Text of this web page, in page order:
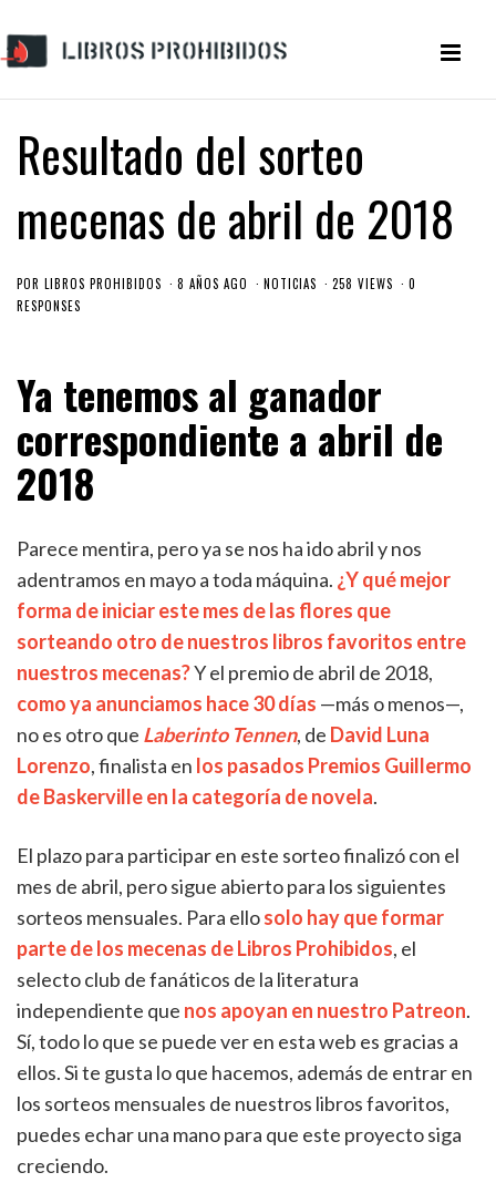
Resultado del sorteo
mecenas de abril de 2018
POR LIBROS PROHIBIDOS 8 AÑOS AGO NOTICIAS 258 VIEWS
0
RESPONSES
Ya tenemos al ganador
correspondiente a abril de
2018
Parece mentira, pero ya se nos ha ido abril y nos
adentramos en mayo a toda máquina. ¿Y qué mejor
forma de iniciar este mes de las flores que
sorteando otro de nuestros libros favoritos entre
nuestros mecenas?Y el premio de abril de 2018,
como ya anunciamos hace 30 días —más o menos—,
no es otro que Laberinto Tennen, de David Luna
Lorenzo, finalista en los pasados Premios Guillermo
de Baskerville en la categoría de novela.
El plazo para participar en este sorteo finalizó con el
mes de abril, pero sigue abierto para los siguientes
sorteos mensuales. Para ellosolo hay que formar
parte de los mecenas de Libros Prohibidos, el
selecto club de fanáticos de la literatura
independiente que nos apoyan en nuestro Patreon.
Sí, todo lo que se puede ver en esta web es gracias a
ellos. Si te gusta lo que hacemos, además de entrar en
los sorteos mensuales de nuestros libros favoritos,
puedes echar una mano para que este proyecto siga
creciendo.